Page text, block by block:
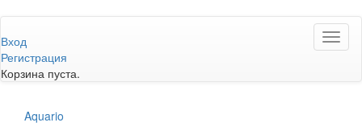
к
основному
содержанию
Вход
Регистрация
Корзина пуста.
Aquario